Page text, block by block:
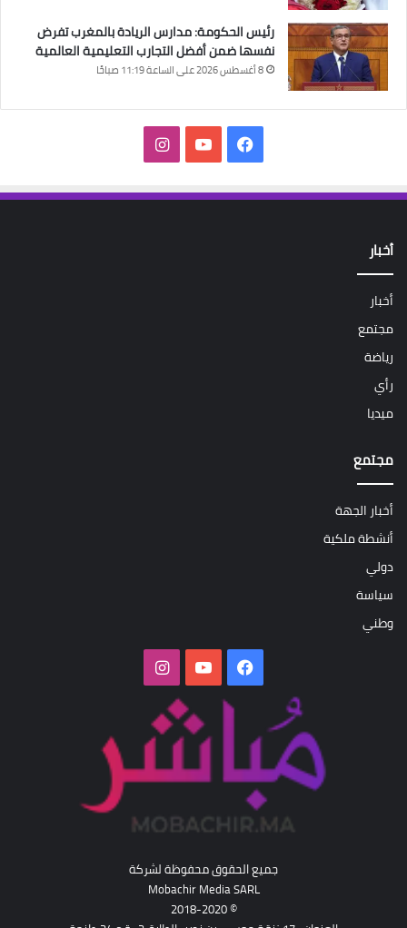
رئيس الحكومة: مدارس الريادة بالمغرب تفرض
نفسها ضمن أفضل التجارب التعليمية العالمية
8 أغسطس 2026 على الساعة 11:19 صباحًا
فيسبوك‫YouTubeانستقرام
أخبار
أخبار
مجتمع
رياضة
رأي
ميديا
مجتمع
أخبار الجهة
أنشطة ملكية
دولي
سياسة
وطني
فيسبوك‫YouTubeانستقرام
جميع الحقوق محفوظة لشركة
Mobachir Media SARL
© 2018-2020